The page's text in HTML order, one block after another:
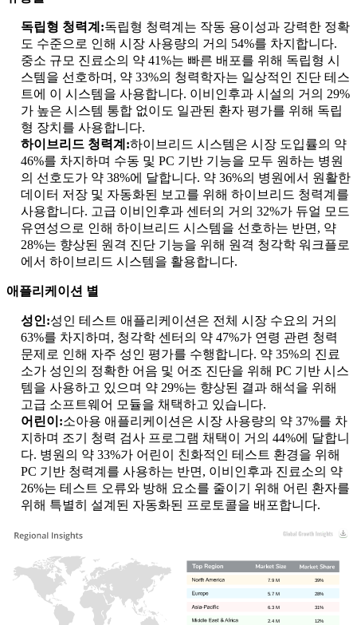
독립형 청력계:독립형 청력계는 작동 용이성과 강력한 정확
도 수준으로 인해 시장 사용량의 거의 54%를 차지합니다.
중소 규모 진료소의 약 41%는 빠른 배포를 위해 독립형 시
스템을 선호하며, 약 33%의 청력학자는 일상적인 진단 테스
트에 이 시스템을 사용합니다. 이비인후과 시설의 거의 29%
가 높은 시스템 통합 없이도 일관된 환자 평가를 위해 독립
형 장치를 사용합니다.
하이브리드 청력계:하이브리드 시스템은 시장 도입률의 약
46%를 차지하며 수동 및 PC 기반 기능을 모두 원하는 병원
의 선호도가 약 38%에 달합니다. 약 36%의 병원에서 원활한
데이터 저장 및 자동화된 보고를 위해 하이브리드 청력계를
사용합니다. 고급 이비인후과 센터의 거의 32%가 듀얼 모드
유연성으로 인해 하이브리드 시스템을 선호하는 반면, 약
28%는 향상된 원격 진단 기능을 위해 원격 청각학 워크플로
에서 하이브리드 시스템을 활용합니다.
애플리케이션 별
성인:성인 테스트 애플리케이션은 전체 시장 수요의 거의
63%를 차지하며, 청각학 센터의 약 47%가 연령 관련 청력
문제로 인해 자주 성인 평가를 수행합니다. 약 35%의 진료
소가 성인의 정확한 어음 및 어조 진단을 위해 PC 기반 시스
템을 사용하고 있으며 약 29%는 향상된 결과 해석을 위해
고급 소프트웨어 모듈을 채택하고 있습니다.
어린이:소아용 애플리케이션은 시장 사용량의 약 37%를 차
지하며 조기 청력 검사 프로그램 채택이 거의 44%에 달합니
다. 병원의 약 33%가 어린이 친화적인 테스트 환경을 위해
PC 기반 청력계를 사용하는 반면, 이비인후과 진료소의 약
26%는 테스트 오류와 방해 요소를 줄이기 위해 어린 환자를
위해 특별히 설계된 자동화된 프로토콜을 배포합니다.
12%
2.4 M
31%
6.3 M
28%
5.7 M
39%
7.9 M